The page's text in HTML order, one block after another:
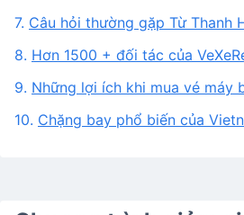
7. Câu hỏi thường gặp Từ Thanh
8. Hơn 1500 + đối tác của
9. Những lợi ích khi mua vé máy
10. Chặng bay phổ biến của